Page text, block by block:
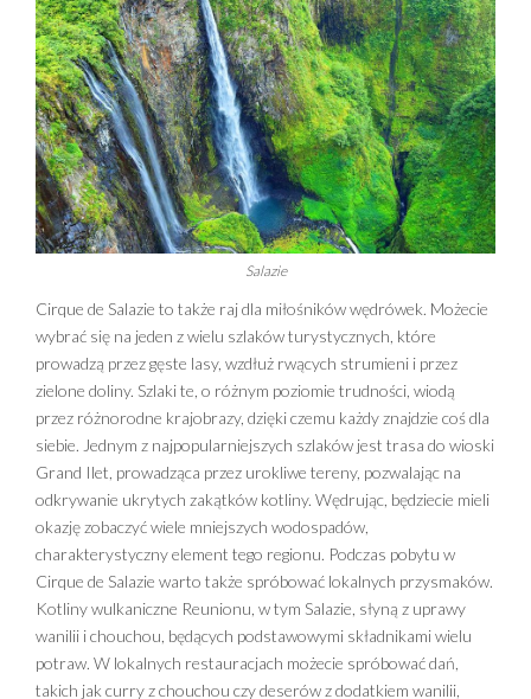
Salazie
Cirque de Salazie to także raj dla miłośników wędrówek. Możecie
wybrać się na jeden z wielu szlaków turystycznych, które
prowadzą przez gęste lasy, wzdłuż rwących strumieni i przez
zielone doliny. Szlaki te, o różnym poziomie trudności, wiodą
przez różnorodne krajobrazy, dzięki czemu każdy znajdzie coś dla
siebie. Jednym z najpopularniejszych szlaków jest trasa do wioski
Grand Ilet, prowadząca przez urokliwe tereny, pozwalając na
odkrywanie ukrytych zakątków kotliny. Wędrując, będziecie mieli
okazję zobaczyć wiele mniejszych wodospadów,
charakterystyczny element tego regionu. Podczas pobytu w
Cirque de Salazie warto także spróbować lokalnych przysmaków.
Kotliny wulkaniczne Reunionu, w tym Salazie, słyną z uprawy
wanilii i chouchou, będących podstawowymi składnikami wielu
potraw. W lokalnych restauracjach możecie spróbować dań,
takich jak curry z chouchou czy deserów z dodatkiem wanilii,